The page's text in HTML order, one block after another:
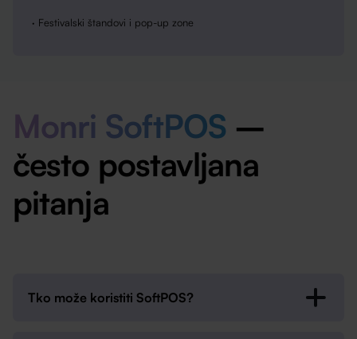
· Festivalski štandovi i pop-up zone
Monri SoftPOS –
često postavljana
pitanja
Tko može koristiti SoftPOS?